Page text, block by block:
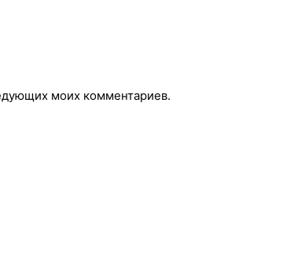
моих комментариев.